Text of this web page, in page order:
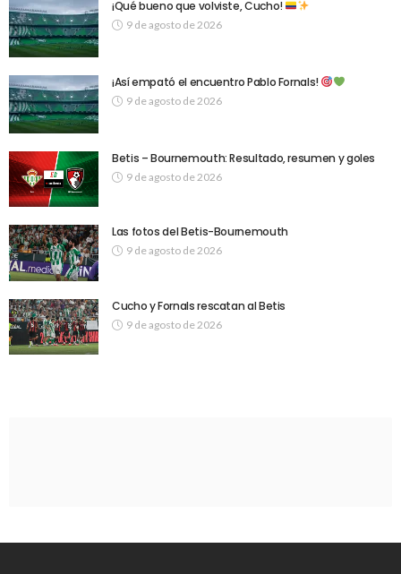
¡Qué bueno que volviste, Cucho!
9 de agosto de 2026
¡Así empató el encuentro Pablo Fornals!
9 de agosto de 2026
Betis – Bournemouth: Resultado, resumen y goles
9 de agosto de 2026
Las fotos del Betis-Bournemouth
9 de agosto de 2026
Cucho y Fornals rescatan al Betis
9 de agosto de 2026